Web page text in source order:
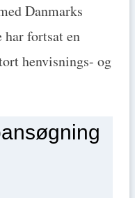
Danmarks
har fortsat en
henvisnings- og